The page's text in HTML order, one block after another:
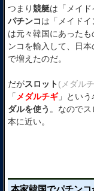
つまり競艇は「メイド
パチンコは「メイド
は元々韓国にあった
ンコを輸入して、日
で増えたのだ。
だがスロット(メダル
「 メダルチギ」という
ダルを使う 。なので
本に近い。
本家韓国でパチン